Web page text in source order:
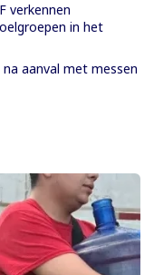
verkennen
in het
aanval met messen